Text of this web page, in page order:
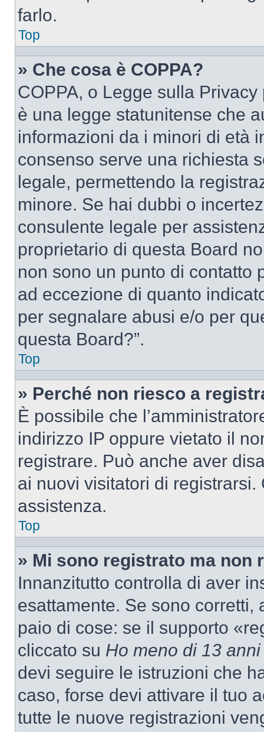
farlo.
Top
» Che cosa è COPPA?
COPPA, o Legge sulla
è una legge statunitense che
informazioni da i minori di età
consenso serve una richiesta
legale, permettendo la
minore. Se hai dubbi o
consulente legale per
proprietario di questa Board
non sono un punto di contatto
ad eccezione di quanto
per segnalare abusi e/o per
questa Board?”.
Top
» Perché non riesco a
È possibile che
indirizzo IP oppure vietato il
registrare. Può anche aver
ai nuovi visitatori di
assistenza.
Top
» Mi sono registrato ma non
Innanzitutto controlla di aver
esattamente. Se sono
paio di cose: se il supporto
cliccato su Ho meno di 13 anni
devi seguire le istruzioni che
caso, forse devi attivare il tuo
tutte le nuove registrazioni